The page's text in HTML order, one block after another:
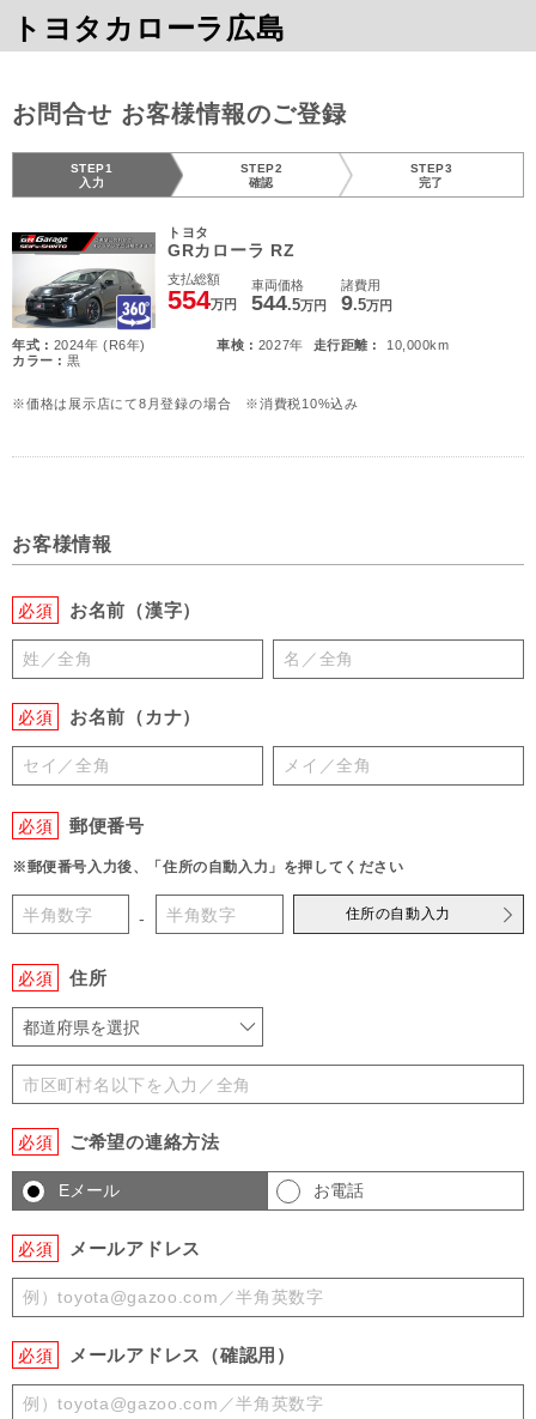
トヨタカローラ広島
お問合せ お客様情報のご登録
STEP1
入力
STEP2
確認
STEP3
完了
トヨタ
GRカローラ RZ
支払総額
554万円
車両価格
544.5万円
諸費用
9.5万円
年式 : 2024年 (R6年) 車検 : 2027年 走行距離 :
10,000km
カラー :黒
※価格は展示店にて8月登録の場合 ※消費税10%込み
お客様情報
必須 お名前（漢字）
必須 お名前（カナ）
必須 郵便番号
※郵便番号入力後、「住所の自動入力」を押してください
- 住所の自動入力
必須 住所
都道府県を選択
必須 ご希望の連絡方法
Eメール お電話
必須 メールアドレス
必須 メールアドレス（確認用）